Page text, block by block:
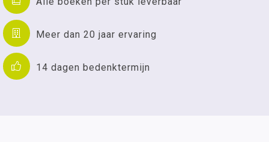
Meer dan 20 jaar ervaring
14 dagen bedenktermijn